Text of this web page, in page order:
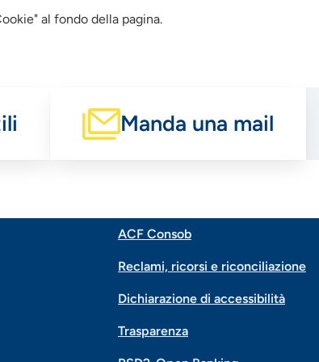
al fondo della pagina.
Manda una mail
Menu
di
navigazione
ACF Consob
Reclami, ricorsi e riconciliazione
Dichiarazione di accessibilità
Trasparenza